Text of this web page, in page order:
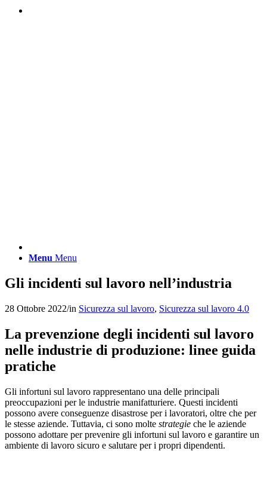
Menu Menu
Gli incidenti sul lavoro nell’industria
28 Ottobre 2022/in Sicurezza sul lavoro, Sicurezza sul lavoro 4.0
La prevenzione degli incidenti sul lavoro
nelle industrie di produzione: linee guida
pratiche
Gli infortuni sul lavoro rappresentano una delle principali
preoccupazioni per le industrie manifatturiere. Questi incidenti
possono avere conseguenze disastrose per i lavoratori, oltre che per
le stesse aziende. Tuttavia, ci sono molte strategie che le aziende
possono adottare per prevenire gli infortuni sul lavoro e garantire un
ambiente di lavoro sicuro e salutare per i propri dipendenti.